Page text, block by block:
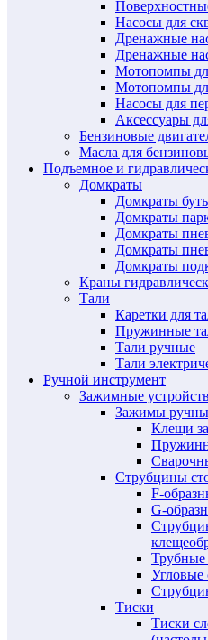
Насосы для
Дренажные
Дренажные
Мотопомпы
Мотопомпы
Насосы для
Аксессуары
Бензиновые
Масла для
Подъемное и
Домкраты
Домкраты
Домкраты
Домкраты
Домкраты
Домкраты
Краны
Тали
Каретки для
Пружинные
Тали ручные
Тали
Ручной инструмент
Зажимные
Зажимы
Клещи
Струбцины
F-
G-
Угловые
Тиски
Тиски